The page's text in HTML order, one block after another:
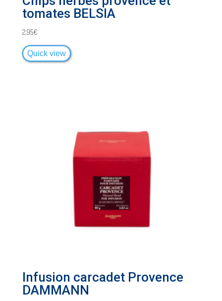
tomates BELSIA
2,95€
Quick view
Infusion carcadet Provence
DAMMANN